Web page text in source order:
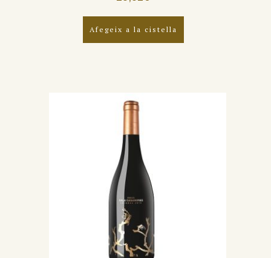
Afegeix a la cistella